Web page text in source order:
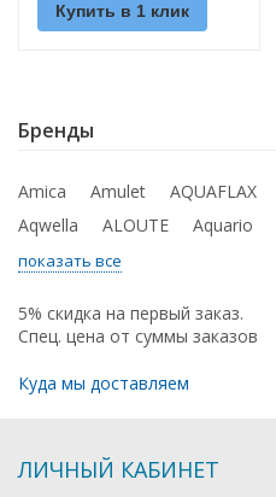
Купить в 1 клик
Бренды
Amica Amulet AQUAFLAX
Aqwella
ALOUTE Aquario
показать все
5% скидка на первый заказ.
Спец. цена от суммы заказов
Куда мы доставляем
ЛИЧНЫЙ КАБИНЕТ